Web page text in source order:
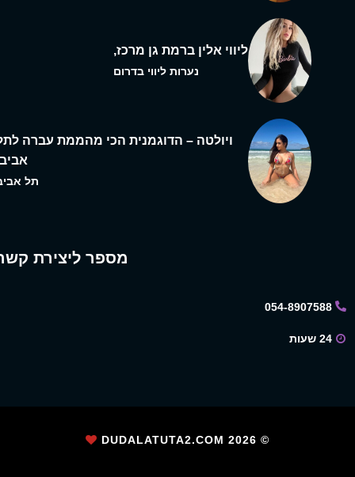
ליווי אלין ברמת גן מרכז,
נערות ליווי בדרום
ויולטה – הדוגמנית הכי מהממת עברה
תל
מספר ליצירת
054-8907588
24 שעות
© DUDALATUTA2.COM
2026